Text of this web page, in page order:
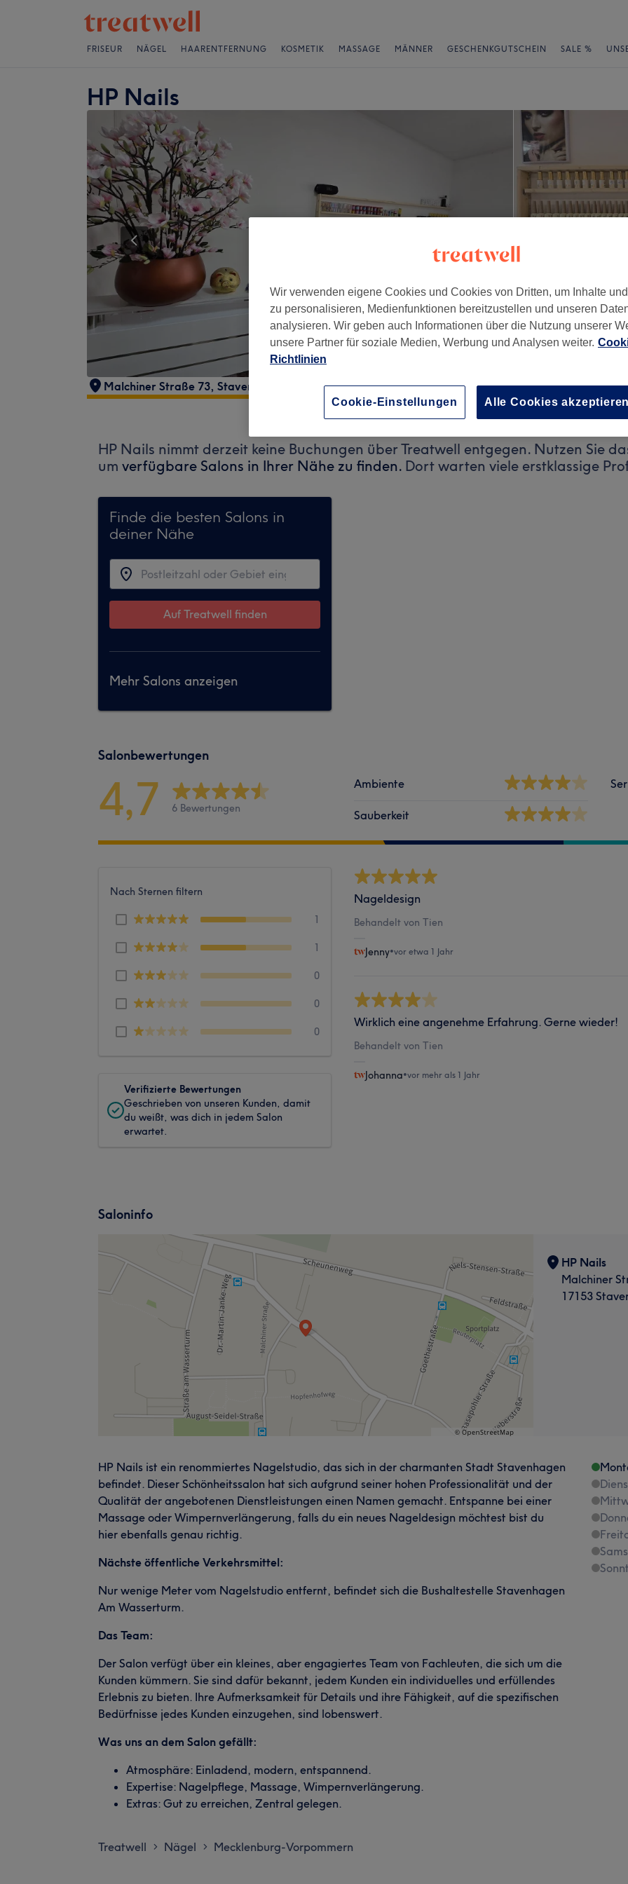
FRISEUR NÄGEL HAARENTFERNUNG KOSMETIK MASSAGE MÄNNER GESCHENKGUTSCHEIN SALE %
HP Nails
Malchiner Straße 73, Stavenhagen 17153
HP Nails nimmt derzeit keine Buchungen über Treatwell entgegen. Nutzen Sie
um verfügbare Salons in Ihrer Nähe zu finden. Dort warten viele erstklassige
Finde die besten Salons in
deiner Nähe
Auf Treatwell finden
Mehr Salons anzeigen
Salonbewertungen
4,7 6 Bewertungen
Ambiente
Sauberkeit
Nach Sternen filtern
1
1
0
0
0
Verifizierte Bewertungen
Geschrieben von unseren Kunden, damit
du weißt, was dich in jedem Salon
erwartet.
Nageldesign
Behandelt von Tien
Jenny•vor etwa 1 Jahr
Wirklich eine angenehme Erfahrung. Gerne wieder!
Behandelt von Tien
Johanna•vor mehr als 1 Jahr
Saloninfo
HP Nails
Malchiner
17153
HP Nails ist ein renommiertes Nagelstudio, das sich in der charmanten Stadt Stavenhagen
befindet. Dieser Schönheitssalon hat sich aufgrund seiner hohen Professionalität und der
Qualität der angebotenen Dienstleistungen einen Namen gemacht. Entspanne bei einer
Massage oder Wimpernverlängerung, falls du ein neues Nageldesign möchtest bist du
hier ebenfalls genau richtig.
Nächste öffentliche Verkehrsmittel:
Nur wenige Meter vom Nagelstudio entfernt, befindet sich die Bushaltestelle Stavenhagen
Am Wasserturm.
Das Team:
Der Salon verfügt über ein kleines, aber engagiertes Team von Fachleuten, die sich um die
Kunden kümmern. Sie sind dafür bekannt, jedem Kunden ein individuelles und erfüllendes
Erlebnis zu bieten. Ihre Aufmerksamkeit für Details und ihre Fähigkeit, auf die spezifischen
Bedürfnisse jedes Kunden einzugehen, sind lobenswert.
Was uns an dem Salon gefällt:
Atmosphäre: Einladend, modern, entspannend.
Expertise: Nagelpflege, Massage, Wimpernverlängerung.
Extras: Gut zu erreichen, Zentral gelegen.
Treatwell > Nägel > Mecklenburg-Vorpommern
Wir verwenden eigene Cookies und Cookies von Dritten, um Inhalte
zu personalisieren, Medienfunktionen bereitzustellen und unseren
analysieren. Wir geben auch Informationen über die Nutzung unserer
unsere Partner für soziale Medien, Werbung und Analysen weiter.
Richtlinien
Cookie-Einstellungen Alle Cookies